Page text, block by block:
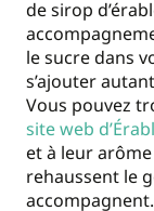
de sirop
le sucre dans
s’ajouter
Vous pouvez
site web
et à leur
rehaussent le